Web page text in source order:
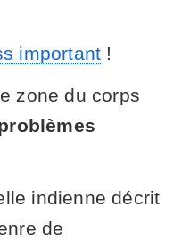
important !
zone du corps
indienne décrit
de